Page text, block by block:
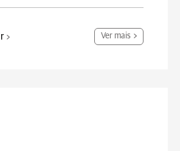
Ver mais